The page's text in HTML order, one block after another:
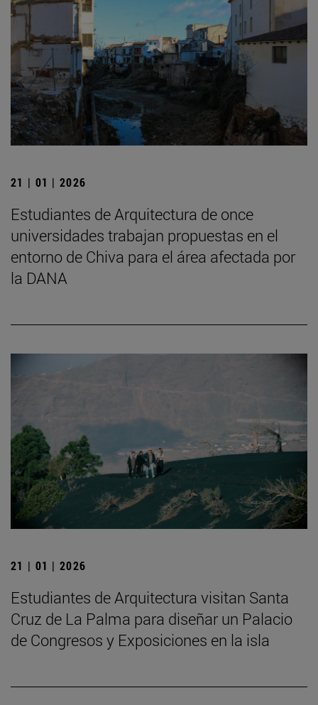
21 | 01 | 2026
Estudiantes de Arquitectura de once
universidades trabajan propuestas en el
entorno de Chiva para el área afectada por
la DANA
21 | 01 | 2026
Estudiantes de Arquitectura visitan Santa
Cruz de La Palma para diseñar un Palacio
de Congresos y Exposiciones en la isla